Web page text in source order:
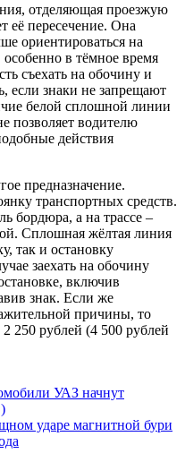
отделяющая проезжую
её пересечение. Она
ориентироваться на
в тёмное время
съехать на обочину и
если знаки не запрещают
белой сплошной линии
позволяет водителю
действия
предназначение.
транспортных средств.
бордюра, а на трассе –
Сплошная жёлтая линия
так и остановку
заехать на обочину
включив
знак. Если же
причины, то
250 рублей (4 500 рублей
УАЗ начнут
ударе магнитной бури